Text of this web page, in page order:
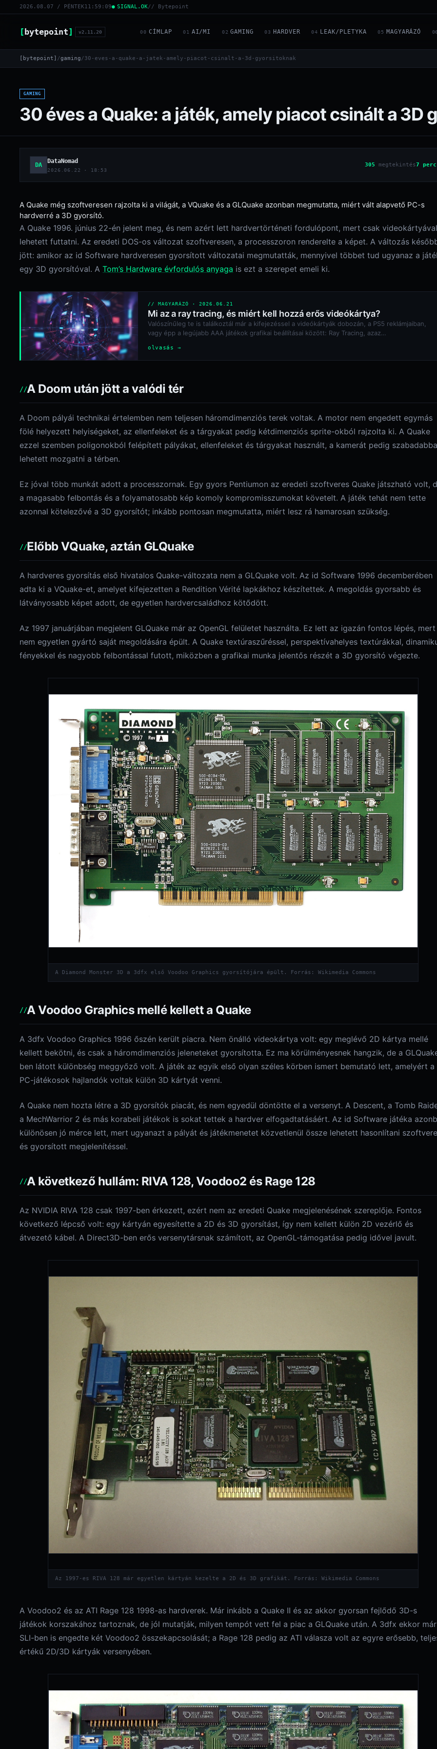
2026.08.07 / PÉNTEK11:59:10 SIGNAL.OK// Bytepoint
[bytepoint] v2.11.20 00 CÍMLAP 01 AI/MI 02 GAMING 03 HARDVER 04 LEAK/PLETYKA 05 MAGYARÁZÓ
[bytepoint] /gaming/30-eves-a-quake-a-jatek-amely-piacot-csinalt-a-3d-gyorsitoknak
GAMING
30 éves a Quake: a játék, amely piacot csinált a 3D
DA
DataNomad
2026.06.22 · 18:53
305 megtekintés7 perc
A Quake még szoftveresen rajzolta ki a világát, a VQuake és a GLQuake azonban megmutatta, miért vált alapvető PC-s
hardverré a 3D gyorsító.
A Quake 1996. június 22-én jelent meg, és nem azért lett hardvertörténeti fordulópont, mert csak
lehetett futtatni. Az eredeti DOS-os változat szoftveresen, a processzoron renderelte a képet. A változás
jött: amikor az id Software hardveresen gyorsított változatai megmutatták, mennyivel többet tud ugyanaz a
egy 3D gyorsítóval. ATom’s Hardware évfordulós anyaga is ezt a szerepet emeli ki.
// MAGYARÁZÓ · 2026.06.21
Mi az a ray tracing, és miért kell hozzá erős videókártya?
Valószínűleg te is találkoztál már a kifejezéssel a videókártyák dobozán, a PS5 reklámjaiban,
vagy épp a legújabb AAA játékok grafikai beállításai között: Ray Tracing, azaz…
olvasás →
A Doom után jött a valódi tér
A Doom pályái technikai értelemben nem teljesen háromdimenziós terek voltak. A motor nem engedett egymás
fölé helyezett helyiségeket, az ellenfeleket és a tárgyakat pedig kétdimenziós sprite-okból rajzolta ki. A Quake
ezzel szemben poligonokból felépített pályákat, ellenfeleket és tárgyakat használt, a kamerát pedig
lehetett mozgatni a térben.
Ez jóval több munkát adott a processzornak. Egy gyors Pentiumon az eredeti szoftveres Quake játszható volt,
a magasabb felbontás és a folyamatosabb kép komoly kompromisszumokat követelt. A játék tehát nem tette
azonnal kötelezővé a 3D gyorsítót; inkább pontosan megmutatta, miért lesz rá hamarosan szükség.
Előbb VQuake, aztán GLQuake
A hardveres gyorsítás első hivatalos Quake-változata nem a GLQuake volt. Az id Software 1996 decemberében
adta ki a VQuake-et, amelyet kifejezetten a Rendition Vérité lapkákhoz készítettek. A megoldás gyorsabb és
látványosabb képet adott, de egyetlen hardvercsaládhoz kötődött.
Az 1997 januárjában megjelent GLQuake már az OpenGL felületet használta. Ez lett az igazán fontos lépés, mert
nem egyetlen gyártó saját megoldására épült. A Quake textúraszűréssel, perspektívahelyes textúrákkal,
fényekkel és nagyobb felbontással futott, miközben a grafikai munka jelentős részét a 3D gyorsító végezte.
A Diamond Monster 3D a 3dfx első Voodoo Graphics gyorsítójára épült. Forrás: Wikimedia Commons
A Voodoo Graphics mellé kellett a Quake
A 3dfx Voodoo Graphics 1996 őszén került piacra. Nem önálló videokártya volt: egy meglévő 2D kártya mellé
kellett bekötni, és csak a háromdimenziós jeleneteket gyorsította. Ez ma körülményesnek hangzik, de a
ben látott különbség meggyőző volt. A játék az egyik első olyan széles körben ismert bemutató lett, amelyért a
PC-játékosok hajlandók voltak külön 3D kártyát venni.
A Quake nem hozta létre a 3D gyorsítók piacát, és nem egyedül döntötte el a versenyt. A Descent, a Tomb
a MechWarrior 2 és más korabeli játékok is sokat tettek a hardver elfogadtatásáért. Az id Software játéka
különösen jó mérce lett, mert ugyanazt a pályát és játékmenetet közvetlenül össze lehetett hasonlítani
és gyorsított megjelenítéssel.
A következő hullám: RIVA 128, Voodoo2 és Rage 128
Az NVIDIA RIVA 128 csak 1997-ben érkezett, ezért nem az eredeti Quake megjelenésének szereplője. Fontos
következő lépcső volt: egy kártyán egyesítette a 2D és 3D gyorsítást, így nem kellett külön 2D vezérlő és
átvezető kábel. A Direct3D-ben erős versenytársnak számított, az OpenGL-támogatása pedig idővel javult.
Az 1997-es RIVA 128 már egyetlen kártyán kezelte a 2D és 3D grafikát. Forrás: Wikimedia Commons
A Voodoo2 és az ATI Rage 128 1998-as hardverek. Már inkább a Quake II és az akkor gyorsan fejlődő 3D-s
játékok korszakához tartoznak, de jól mutatják, milyen tempót vett fel a piac a GLQuake után. A 3dfx ekkor már
SLI-ben is engedte két Voodoo2 összekapcsolását; a Rage 128 pedig az ATI válasza volt az egyre erősebb,
értékű 2D/3D kártyák versenyében.